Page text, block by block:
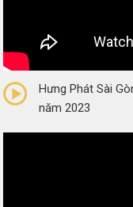
(0 Reviews)
Hưng Phát Sài
năm 2023